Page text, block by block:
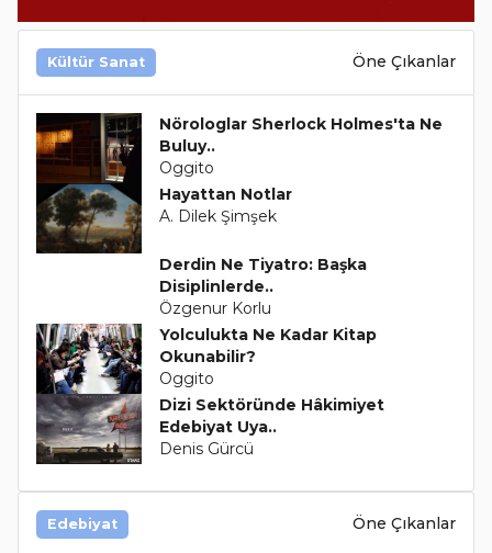
Kültür Sanat Öne Çıkanlar
Nörologlar Sherlock Holmes'ta Ne
Buluy..
Oggito
Hayattan Notlar
A. Dilek Şimşek
Derdin Ne Tiyatro: Başka
Disiplinlerde..
Özgenur Korlu
Yolculukta Ne Kadar Kitap
Okunabilir?
Oggito
Dizi Sektöründe Hâkimiyet
Edebiyat Uya..
Denis Gürcü
Edebiyat Öne Çıkanlar